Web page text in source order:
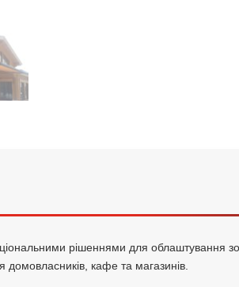
рішеннями для облаштування
кафе та магазинів.